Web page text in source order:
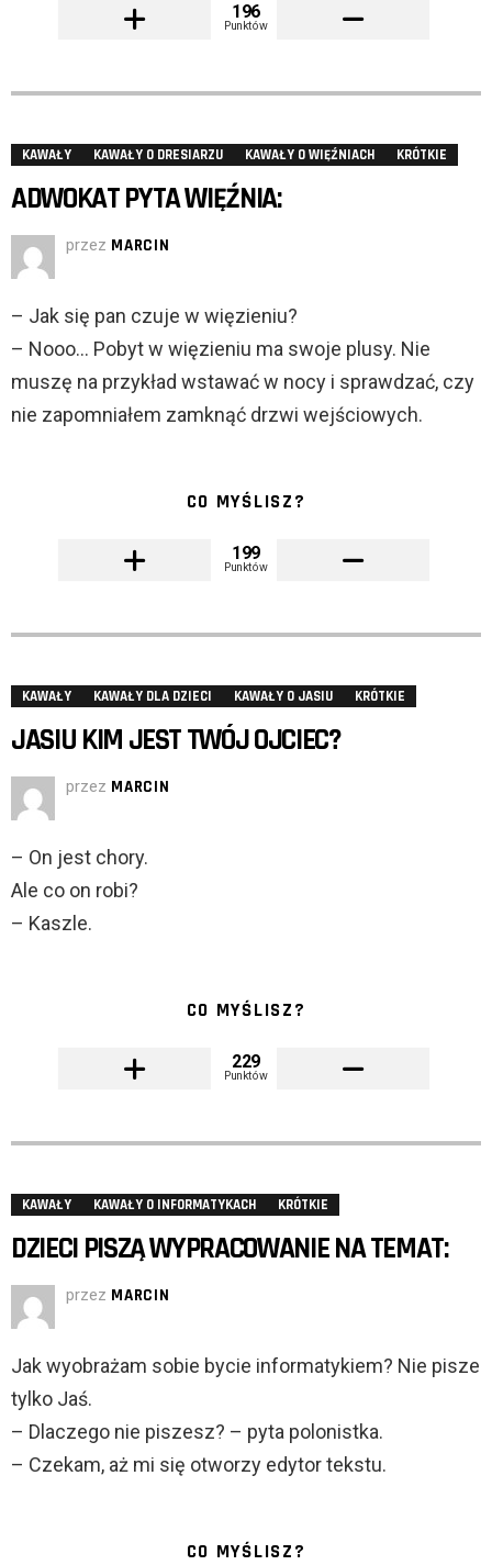
196
Punktów
KAWAŁY KAWAŁY O DRESIARZU KAWAŁY O WIĘŹNIACH KRÓTKIE
ADWOKAT PYTA WIĘŹNIA:
przez MARCIN
– Jak się pan czuje w więzieniu?
– Nooo… Pobyt w więzieniu ma swoje plusy. Nie
muszę na przykład wstawać w nocy i sprawdzać, czy
nie zapomniałem zamknąć drzwi wejściowych.
CO MYŚLISZ?
199
Punktów
KAWAŁY KAWAŁY DLA DZIECI KAWAŁY O JASIU KRÓTKIE
JASIU KIM JEST TWÓJ OJCIEC?
przez MARCIN
– On jest chory.
Ale co on robi?
– Kaszle.
CO MYŚLISZ?
229
Punktów
KAWAŁY KAWAŁY O INFORMATYKACH KRÓTKIE
DZIECI PISZĄ WYPRACOWANIE NA TEMAT:
przez MARCIN
Jak wyobrażam sobie bycie informatykiem? Nie pisze
tylko Jaś.
– Dlaczego nie piszesz? – pyta polonistka.
– Czekam, aż mi się otworzy edytor tekstu.
CO MYŚLISZ?